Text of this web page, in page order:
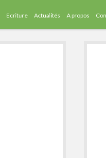
Ecriture Actualités A propos